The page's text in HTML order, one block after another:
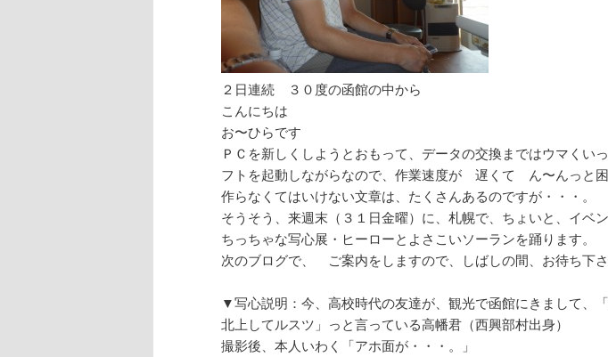
２日連続 ３０度の函館の中から
こんにちは
お〜ひらです
ＰＣを新しくしようとおもって、データの交換まではウマくい
フトを起動しながらなので、作業速度が 遅くて ん〜んっと困
作らなくてはいけない文章は、たくさんあるのですが・・・。
そうそう、来週末（３１日金曜）に、札幌で、ちょいと、イベン
ちっちゃな写心展・ヒーローとよさこいソーランを踊ります。
次のブログで、 ご案内をしますので、しばしの間、お待ち下さ
▼写心説明：今、高校時代の友達が、観光で函館にきまして、「
北上してルスツ」っと言っている高幡君（西興部村出身）
撮影後、本人いわく「アホ面が・・・。」